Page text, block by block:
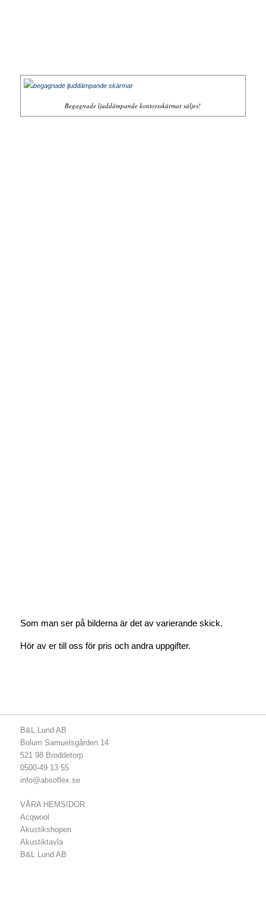
Begagnade ljuddämpande kontorsskärmar säljes!
Som man ser på bilderna är det av varierande skick.
Hör av er till oss för pris och andra uppgifter.
B&L Lund AB
Bolum Samuelsgården 14
521 98 Broddetorp
0500-49 13 55
info@absoflex.se
VÅRA HEMSIDOR
Acqwool
Akustikshopen
Akustiktavla
B&L Lund AB